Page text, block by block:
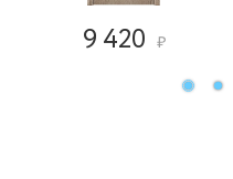
9 420 ₽